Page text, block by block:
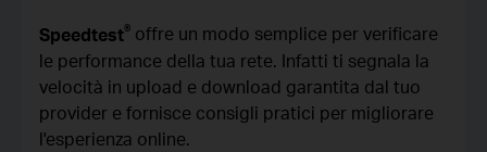
Speedtest®offre un modo semplice per verificare
le performance della tua rete. Infatti ti segnala la
velocità in upload e download garantita dal tuo
provider e fornisce consigli pratici per migliorare
l'esperienza online.